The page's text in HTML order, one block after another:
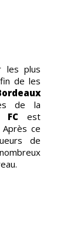
les plus
de les
de la
FC est
ce
de